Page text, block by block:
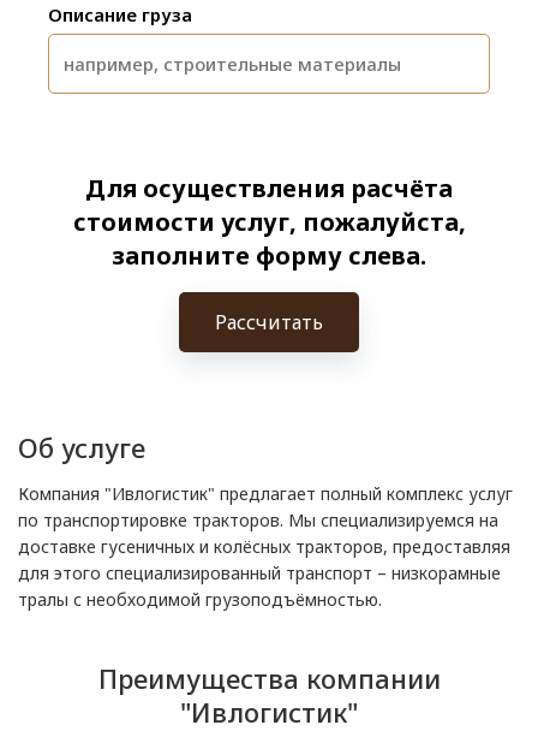
Описание груза
Для осуществления расчёта
стоимости услуг, пожалуйста,
заполните форму слева.
Рассчитать
Об услуге
Компания "Ивлогистик" предлагает полный комплекс услуг
по транспортировке тракторов. Мы специализируемся на
доставке гусеничных и колёсных тракторов, предоставляя
для этого специализированный транспорт – низкорамные
тралы с необходимой грузоподъёмностью.
Преимущества компании
"Ивлогистик"